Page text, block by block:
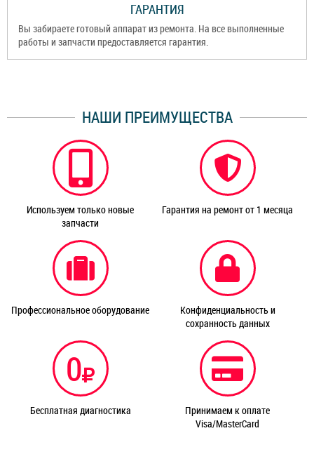
ГАРАНТИЯ
Вы забираете готовый аппарат из ремонта. На все выполненные
работы и запчасти предоставляется гарантия.
НАШИ ПРЕИМУЩЕСТВА
Используем только новые
запчасти
Гарантия на ремонт от 1 месяца
Профессиональное оборудование
Конфиденциальность и
сохранность данных
0
Бесплатная диагностика
Принимаем к оплате
Visa/MasterCard